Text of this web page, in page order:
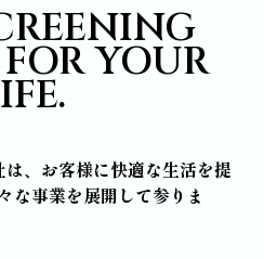
YOUR
、お客様に快適な生活を提
な事業を展開して参りま